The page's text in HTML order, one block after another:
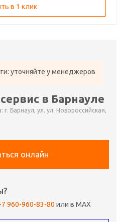
в 1 клик
уточняйте у менеджеров
в Барнауле
Барнаул, ул. ул. Новороссийская,
онлайн
960-960-83-80 или в MAX